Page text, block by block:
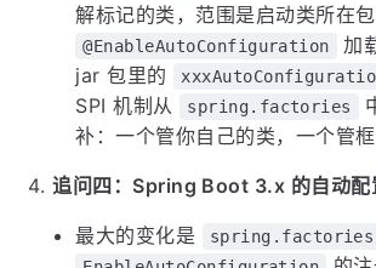
解标记的类，范围是启动类所在包
@EnableAutoConfiguration
加
jar 包里的
SPI 机制从
spring.factories
补：一个管你自己的类，一个管框
追问四：Spring Boot 3.x 的自动配
最大的变化是 spring.factories